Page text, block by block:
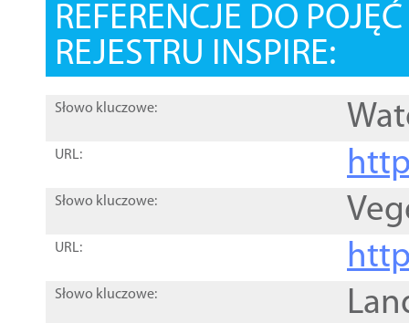
REFERENCJE DO
REJESTRU INSPIRE:
Słowo kluczowe:
URL:
Słowo kluczowe:
URL:
Słowo kluczowe: